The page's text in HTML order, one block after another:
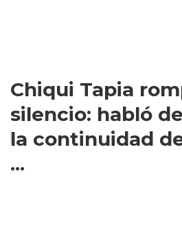
Chiqui Tapia
silencio: habló
la continuidad
...